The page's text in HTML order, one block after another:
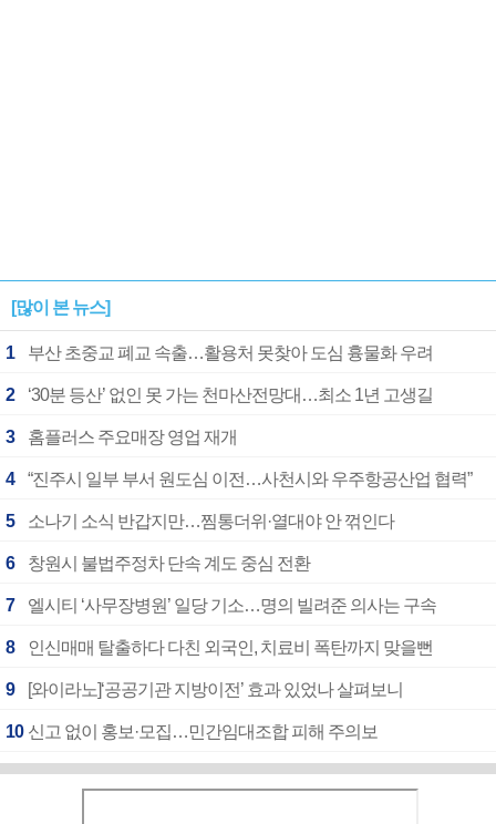
[많이 본 뉴스]
1 부산 초중교 폐교 속출…활용처 못찾아 도심 흉물화 우려
2 ‘30분 등산’ 없인 못 가는 천마산전망대…최소 1년 고생길
3 홈플러스 주요매장 영업 재개
4 “진주시 일부 부서 원도심 이전…사천시와 우주항공산업 협력”
5 소나기 소식 반갑지만…찜통더위·열대야 안 꺾인다
6 창원시 불법주정차 단속 계도 중심 전환
7 엘시티 ‘사무장병원’ 일당 기소…명의 빌려준 의사는 구속
8 인신매매 탈출하다 다친 외국인, 치료비 폭탄까지 맞을뻔
9 [와이라노]‘공공기관 지방이전’ 효과 있었나 살펴보니
10 신고 없이 홍보·모집…민간임대조합 피해 주의보